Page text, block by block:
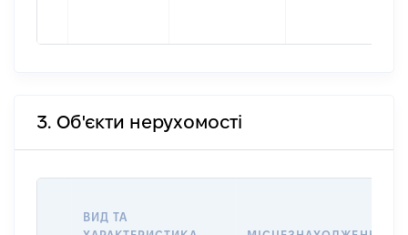
3. Об'єкти нерухомості
ВИД ТА